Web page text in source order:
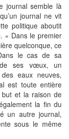
journal semble là
journal ne vit
politique aboutit
« Dans le premier
quelconque, ce
le cas de sa
ses vœux, un
eaux neuves,
est toute entière
but et la raison de
la fin du
un autre journal,
sous le même